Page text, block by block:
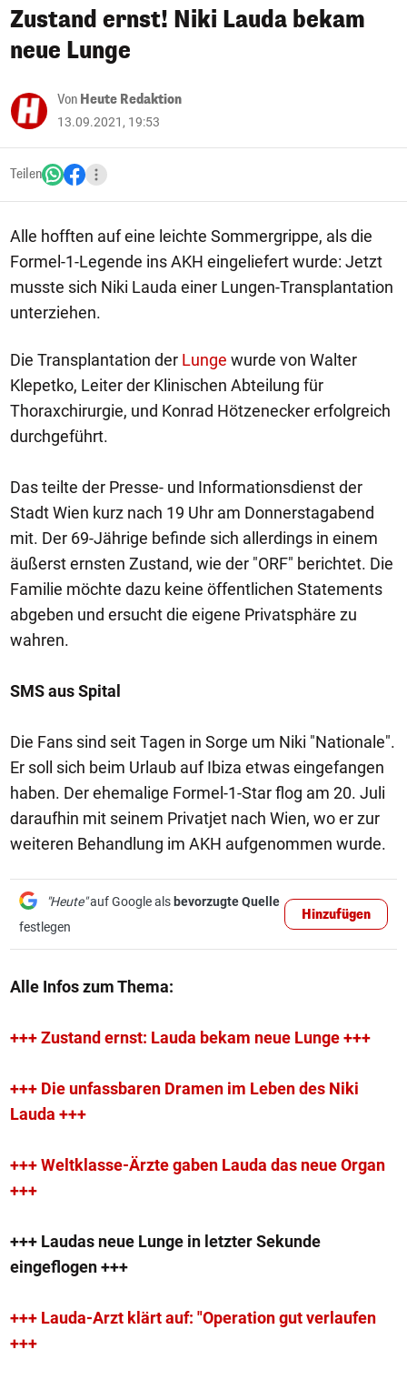
Zustand ernst! Niki Lauda bekam
neue Lunge
Von Heute Redaktion
13.09.2021, 19:53
Teilen
Alle hofften auf eine leichte Sommergrippe, als die
Formel-1-Legende ins AKH eingeliefert wurde: Jetzt
musste sich Niki Lauda einer Lungen-Transplantation
unterziehen.
Die Transplantation der Lunge wurde von Walter
Klepetko, Leiter der Klinischen Abteilung für
Thoraxchirurgie, und Konrad Hötzenecker erfolgreich
durchgeführt.
Das teilte der Presse- und Informationsdienst der
Stadt Wien kurz nach 19 Uhr am Donnerstagabend
mit. Der 69-Jährige befinde sich allerdings in einem
äußerst ernsten Zustand, wie der "ORF" berichtet. Die
Familie möchte dazu keine öffentlichen Statements
abgeben und ersucht die eigene Privatsphäre zu
wahren.
SMS aus Spital
Die Fans sind seit Tagen in Sorge um Niki "Nationale".
Er soll sich beim Urlaub auf Ibiza etwas eingefangen
haben. Der ehemalige Formel-1-Star flog am 20. Juli
daraufhin mit seinem Privatjet nach Wien, wo er zur
weiteren Behandlung im AKH aufgenommen wurde.
"Heute"auf Google als bevorzugte Quelle
festlegen
Hinzufügen
Alle Infos zum Thema:
+++ Zustand ernst: Lauda bekam neue Lunge +++
+++ Die unfassbaren Dramen im Leben des Niki
Lauda +++
+++ Weltklasse-Ärzte gaben Lauda das neue Organ
+++
+++ Laudas neue Lunge in letzter Sekunde
eingeflogen +++
+++ Lauda-Arzt klärt auf: "Operation gut verlaufen
+++